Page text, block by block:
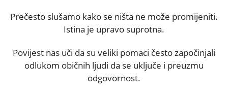
Prečesto slušamo kako se ništa ne može promijeniti.
Istina je upravo suprotna.
Povijest nas uči da su veliki pomaci često započinjali
odlukom običnih ljudi da se uključe i preuzmu
odgovornost.